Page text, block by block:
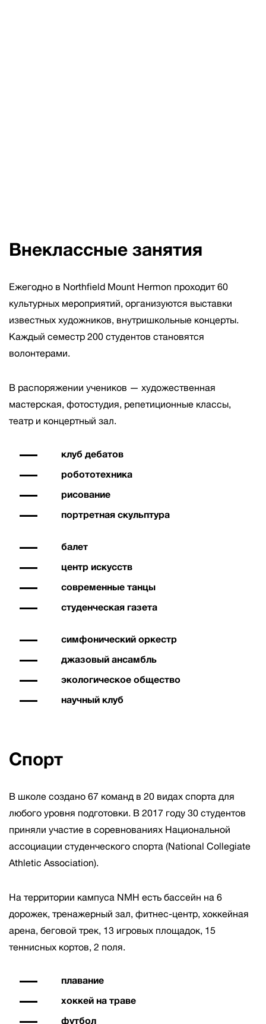
Внеклассные занятия
Ежегодно в Northfield Mount Hermon проходит 60
культурных мероприятий, организуются выставки
известных художников, внутришкольные концерты.
Каждый семестр 200 студентов становятся
волонтерами.
В распоряжении учеников — художественная
мастерская, фотостудия, репетиционные классы,
театр и концертный зал.
клуб дебатов
робототехника
рисование
портретная скульптура
балет
центр искусств
современные танцы
студенческая газета
симфонический оркестр
джазовый ансамбль
экологическое общество
научный клуб
Спорт
В школе создано 67 команд в 20 видах спорта для
любого уровня подготовки. В 2017 году 30 студентов
приняли участие в соревнованиях Национальной
ассоциации студенческого спорта (National Collegiate
Athletic Association).
На территории кампуса NMH есть бассейн на 6
дорожек, тренажерный зал, фитнес-центр, хоккейная
арена, беговой трек, 13 игровых площадок, 15
теннисных кортов, 2 поля.
плавание
хоккей на траве
футбол